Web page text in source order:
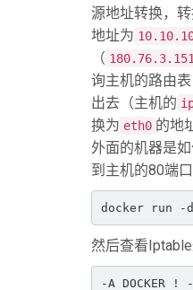
源地址转换，
地址为
（ 180.76.3.151
询主机的路由
出去（主机的
换为 eth0 的地
外面的机器是
到主机的80端口
docker run -d
然后查看
-A